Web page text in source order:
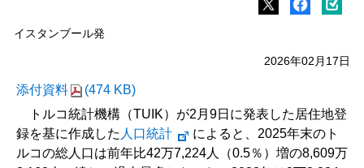
イスタンブール発
2026年02月17日
添付資料
(474 KB)
トルコ統計機構（TUIK）が2月9日に発表した居住地登
録を基に作成した 人口統計
によると、2025年末のト
ルコの総人口は前年比42万7,224人（0.5％）増の8,609万